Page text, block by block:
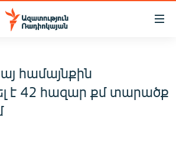
համայնքին
է 42 հազար քմ տարածք